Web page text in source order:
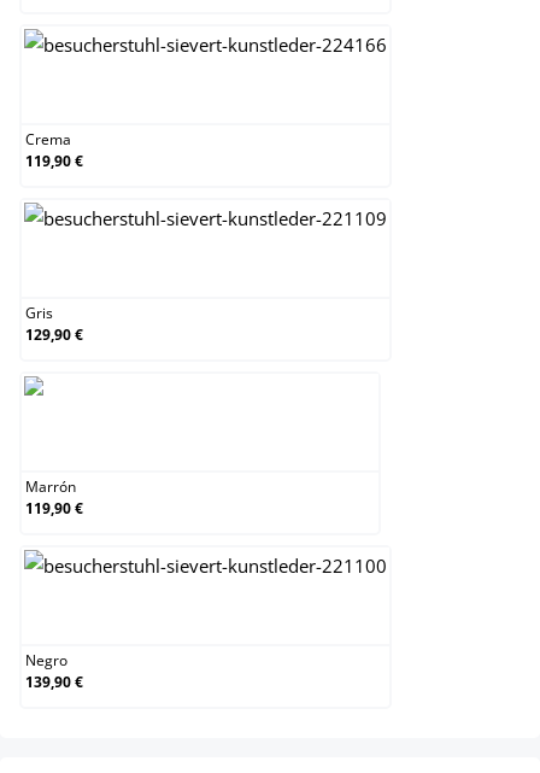
Crema
119,90 €
Gris
129,90 €
Marrón
119,90 €
Negro
139,90 €